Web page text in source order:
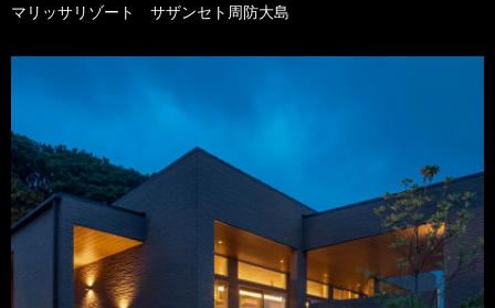
マリッサリゾート サザンセト周防大島